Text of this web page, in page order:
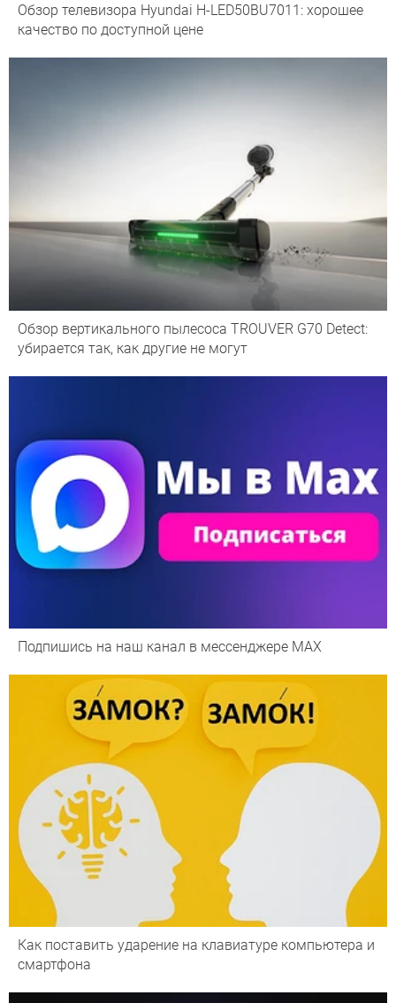
Обзор телевизора Hyundai H-LED50BU7011: хорошее
качество по доступной цене
Обзор вертикального пылесоса TROUVER G70 Detect:
убирается так, как другие не могут
Подпишись на наш канал в мессенджере МАХ
Как поставить ударение на клавиатуре компьютера и
смартфона